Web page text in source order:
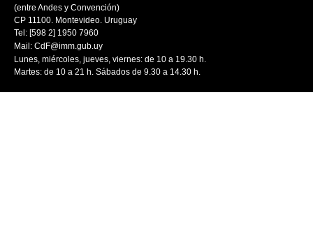
(entre Andes y Convención)
CP 11100. Montevideo. Uruguay
Tel: [598 2] 1950 7960
Mail: CdF@imm.gub.uy
Lunes, miércoles, jueves, viernes: de 10 a 19.30 h.
Martes: de 10 a 21 h. Sábados de 9.30 a 14.30 h.